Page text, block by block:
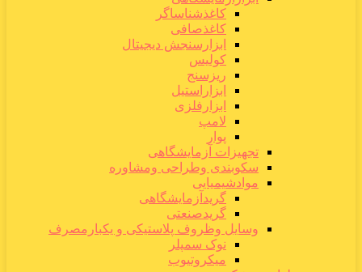
کاغذشناساگر
کاغذصافی
ابزارسنجش دیجیتال
کولیس
ریزسنج
ابزاراستیل
ابزارفلزی
لامپ
پوار
تجهیزات آزمایشگاهی
سکوبندی وطراحی ومشاوره
موادشیمیایی
گریدآزمایشگاهی
گریدصنعتی
وسایل وظروف پلاستیکی و یکبارمصرف
نوک سمپلر
میکروتیوب